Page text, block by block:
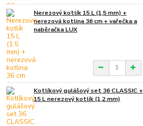
Nerezový kotlík 15 L (1,5 mm) +
nerezová kotlina 36 cm + vařečka a
naběračka LUX
Kotlíkový gulášový set 36 CLASSIC +
15 L nerezový kotlík (1,2 mm)